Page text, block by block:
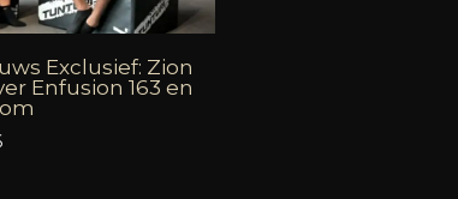
Exclusief: Zion
Enfusion 163 en